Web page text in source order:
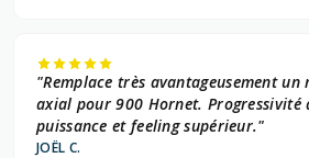
"Remplace très avantageusement
axial pour 900 Hornet. Progressivité
puissance et feeling supérieur."
JOËL C.